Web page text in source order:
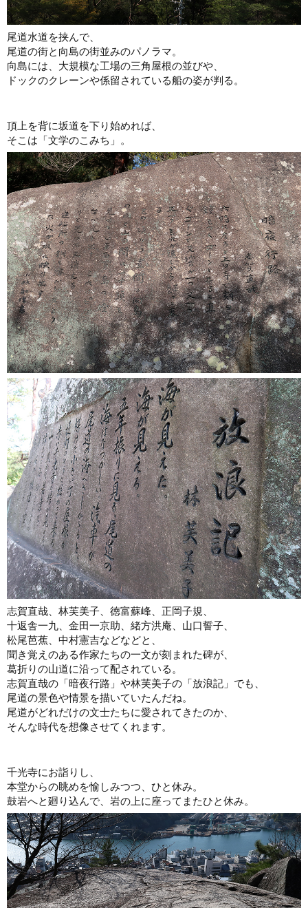
尾道水道を挟んで、
尾道の街と向島の街並みのパノラマ。
向島には、大規模な工場の三角屋根の並びや、
ドックのクレーンや係留されている船の姿が判る。
頂上を背に坂道を下り始めれば、
そこは「文学のこみち」。
志賀直哉、林芙美子、徳富蘇峰、正岡子規、
十返舎一九、金田一京助、緒方洪庵、山口誓子、
松尾芭蕉、中村憲吉などなどと、
聞き覚えのある作家たちの一文が刻まれた碑が、
葛折りの山道に沿って配されている。
志賀直哉の「暗夜行路」や林芙美子の「放浪記」でも、
尾道の景色や情景を描いていたんだね。
尾道がどれだけの文士たちに愛されてきたのか、
そんな時代を想像させてくれます。
千光寺にお詣りし、
本堂からの眺めを愉しみつつ、ひと休み。
鼓岩へと廻り込んで、岩の上に座ってまたひと休み。